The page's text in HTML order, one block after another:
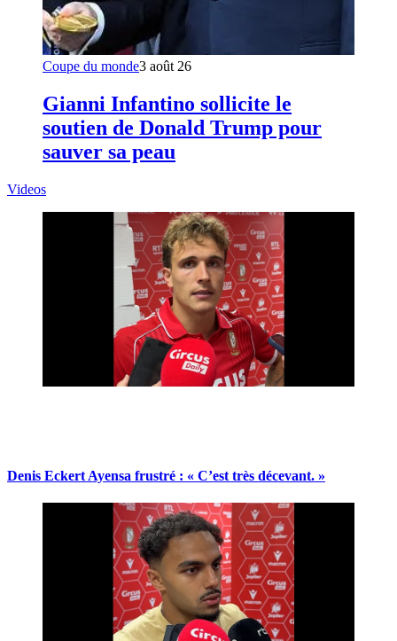
Coupe du monde3 août 26
Gianni Infantino sollicite le
soutien de Donald Trump pour
sauver sa peau
Videos
Denis Eckert Ayensa frustré : « C’est très décevant. »